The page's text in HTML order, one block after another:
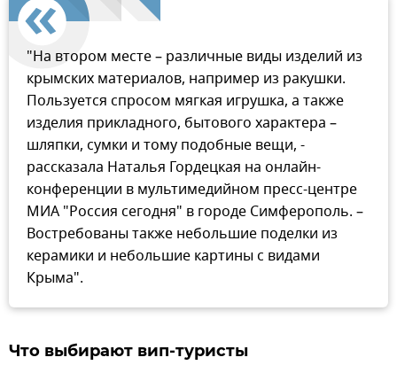
"На втором месте – различные виды изделий из
крымских материалов, например из ракушки.
Пользуется спросом мягкая игрушка, а также
изделия прикладного, бытового характера –
шляпки, сумки и тому подобные вещи, -
рассказала Наталья Гордецкая на онлайн-
конференции в мультимедийном пресс-центре
МИА "Россия сегодня" в городе Симферополь. –
Востребованы также небольшие поделки из
керамики и небольшие картины с видами
Крыма".
Что выбирают вип-туристы